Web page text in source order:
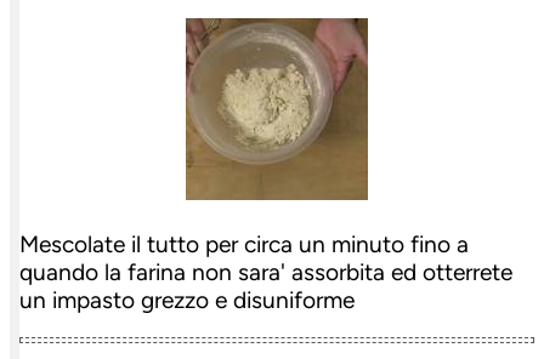
Mescolate il tutto per circa un minuto fino a
quando la farina non sara' assorbita ed otterrete
un impasto grezzo e disuniforme